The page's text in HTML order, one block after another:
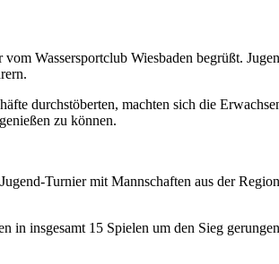
Wassersportclub Wiesbaden begrüßt.
durchstöberten, machten sich die
zu können.
Turnier mit Mannschaften aus der
in insgesamt 15 Spielen um den Sieg